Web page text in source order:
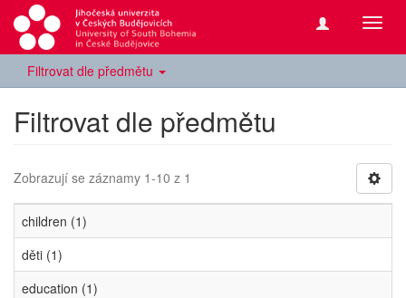
Filtrovat dle předmětu
Filtrovat dle předmětu
Zobrazují se záznamy 1-10 z 1
children (1)
děti (1)
education (1)